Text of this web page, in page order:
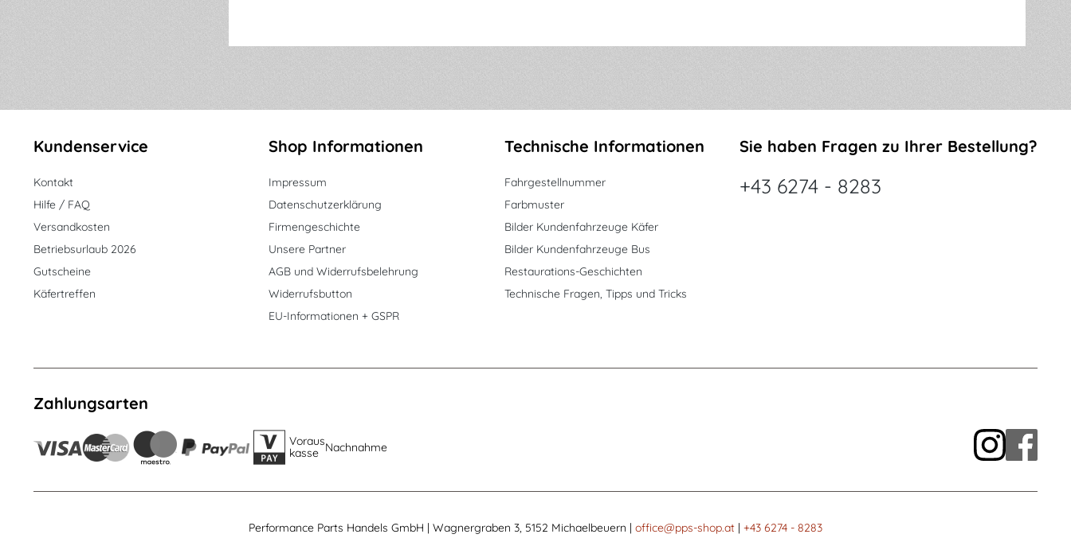
Kundenservice
Kontakt
Hilfe / FAQ
Versandkosten
Betriebsurlaub 2026
Gutscheine
Käfertreffen
Shop Informationen
Impressum
Datenschutzerklärung
Firmengeschichte
Unsere Partner
AGB und Widerrufsbelehrung
Widerrufsbutton
EU-Informationen + GSPR
Technische Informationen
Fahrgestellnummer
Farbmuster
Bilder Kundenfahrzeuge Käfer
Bilder Kundenfahrzeuge Bus
Restaurations-Geschichten
Technische Fragen, Tipps und Tricks
Sie haben Fragen zu Ihrer Bestellung?
+43 6274 - 8283
Zahlungsarten
Voraus
kasse Nachnahme
Performance Parts Handels GmbH | Wagnergraben 3, 5152 Michaelbeuern | office@pps-shop.at | +43 6274 - 8283